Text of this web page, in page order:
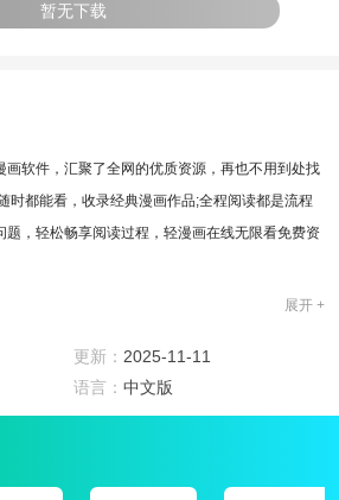
暂无下载
画软件，汇聚了全网的优质资源，再也不用到处找
时都能看，收录经典漫画作品;全程阅读都是流程
题，轻松畅享阅读过程，轻漫画在线无限看免费资
，选择批量下载更加方便，上面也没有任何的广
就可以来看一下
的模式阅读还是挺有意思的，轻漫画多种搜索方
名字，可以找到的;
用户提供大量的资源不管是美漫还是日韩的以及
展开 +
更新： 2025-11-11
语言： 中文版